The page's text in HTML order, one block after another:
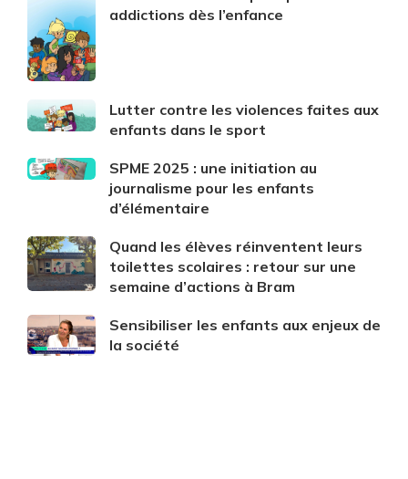
addictions dès l’enfance
Lutter contre les violences faites aux
enfants dans le sport
SPME 2025 : une initiation au
journalisme pour les enfants
d’élémentaire
Quand les élèves réinventent leurs
toilettes scolaires : retour sur une
semaine d’actions à Bram
Sensibiliser les enfants aux enjeux de
la société